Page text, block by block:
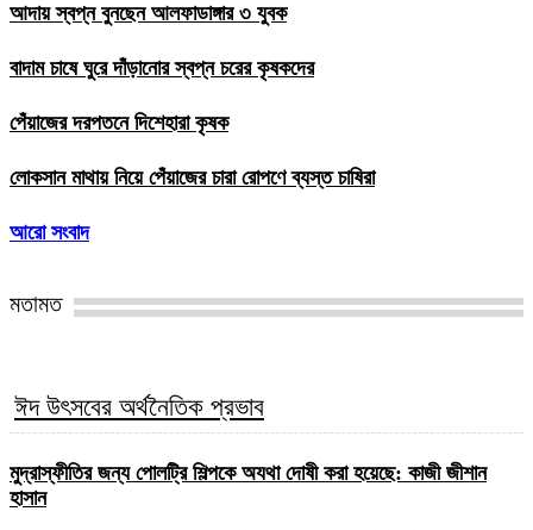
আদায় স্বপ্ন বুনছেন আলফাডাঙ্গার ৩ যুবক
বাদাম চাষে ঘুরে দাঁড়ানোর স্বপ্ন চরের কৃষকদের
পেঁয়াজের দরপতনে দিশেহারা কৃষক
লোকসান মাথায় নিয়ে পেঁয়াজের চারা রোপণে ব্যস্ত চাষিরা
আরো সংবাদ
মতামত
ঈদ উৎসবের অর্থনৈতিক প্রভাব
মুদ্রাস্ফীতির জন্য পোলট্রি শিল্পকে অযথা দোষী করা হয়েছে: কাজী জীশান
হাসান